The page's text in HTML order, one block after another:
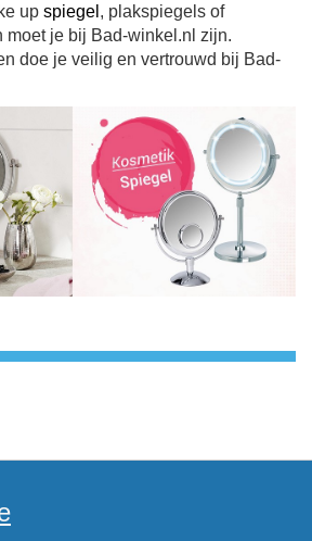
up spiegel , plakspiegels of
moet je bij Bad-winkel.nl zijn.
doe je veilig en vertrouwd bij Bad-